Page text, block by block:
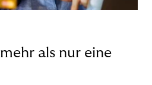
als nur eine